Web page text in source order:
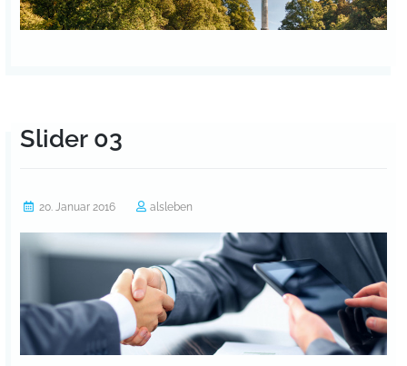
Slider 03
20. Januar 2016 alsleben